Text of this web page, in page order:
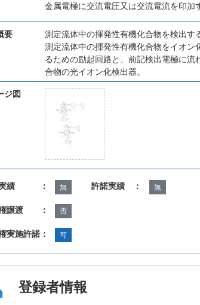
金属電極に交流電圧又は交流電流を印加
要
測定流体中の揮発性有機化合物を検出
測定流体中の揮発性有機化合物をイオ
るための励起回路と、前記検出電極に
合物の光イオン化検出器。
ジ図
実績 ： 無 許諾実績 ： 無
権譲渡 ： 否
実施許諾： 可
登録者情報